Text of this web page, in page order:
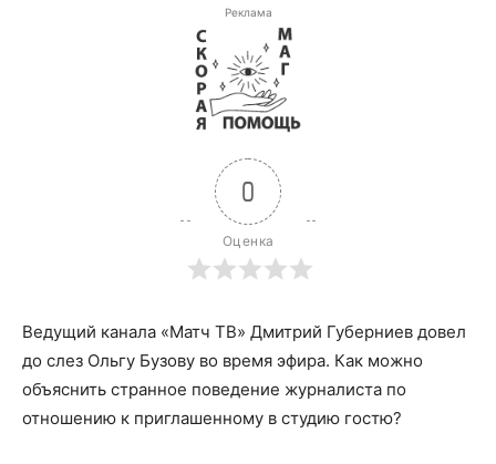
Реклама
0
Оценка
Ведущий канала «Матч ТВ» Дмитрий Губерниев довел
до слез Ольгу Бузову во время эфира. Как можно
объяснить странное поведение журналиста по
отношению к приглашенному в студию гостю?